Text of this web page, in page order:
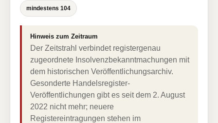
mindestens 104
Hinweis zum Zeitraum
Der Zeitstrahl verbindet registergenau
zugeordnete Insolvenzbekanntmachungen mit
dem historischen Veröffentlichungsarchiv.
Gesonderte Handelsregister-
Veröffentlichungen gibt es seit dem 2. August
2022 nicht mehr; neuere
Registereintragungen stehen im